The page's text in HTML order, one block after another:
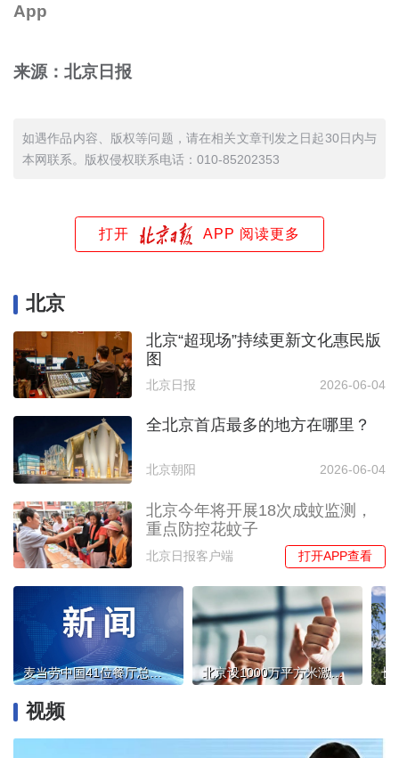
App
来源：北京日报
如遇作品内容、版权等问题，请在相关文章刊发之日起30日内与
本网联系。版权侵权联系电话：010-85202353
打开 APP 阅读更多
北京
北京“超现场”持续更新文化惠民版
图
北京日报 2026-06-04
全北京首店最多的地方在哪里？
北京朝阳 2026-06-04
北京今年将开展18次成蚊监测，
重点防控花蚊子
北京日报客户端 打开APP查看
麦当劳中国41位餐厅总经理获颁全球雷·克洛克奖 北京设1000万平方米激励指标池支持城市更新，重点保障这些项目
视频